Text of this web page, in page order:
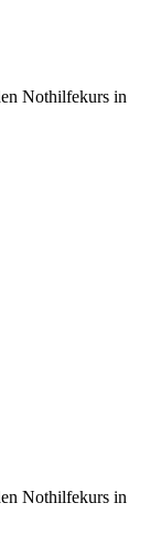
Nothilfekurs in
Nothilfekurs in